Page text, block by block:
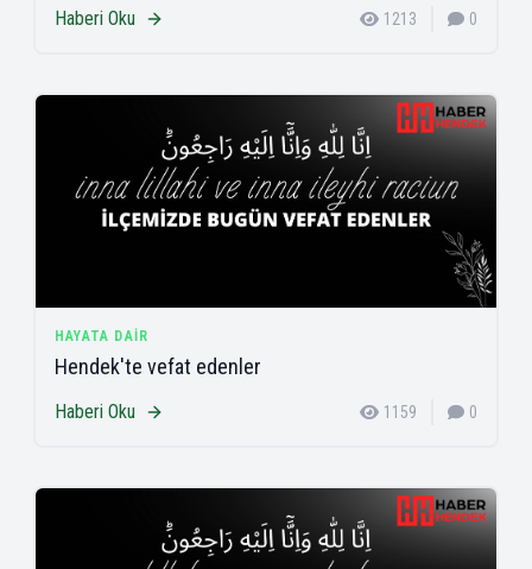
Haberi Oku 1213 0
HAYATA DAIR
Hendek'te vefat edenler
Haberi Oku 1159 0